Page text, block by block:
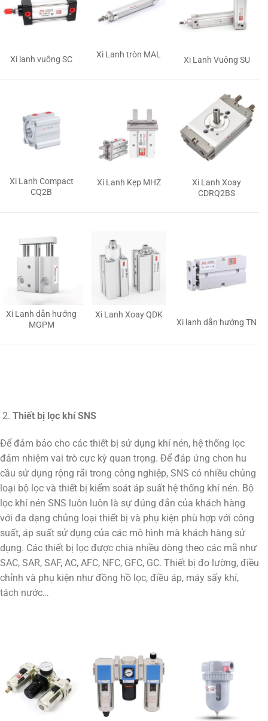
Xi lanh vuông SC Xi Lanh tròn MAL
Xi Lanh Vuông SU
Xi Lanh Compact
CQ2B
Xi Lanh Kẹp MHZ
Xi Lanh Xoay
CDRQ2BS
Xi Lanh dẫn hướng
MGPM
Xi Lanh Xoay QDK
Xi lanh dẫn hướng TN
Thiết bị lọc khí SNS
Để đảm bảo cho các thiết bị sử dụng khí nén, hệ thống lọc
đảm nhiệm vai trò cực kỳ quan trọng. Để đáp ứng chon hu
cầu sử dụng rộng rãi trong công nghiệp, SNS có nhiều chủng
loại bộ lọc và thiết bị kiểm soát áp suất hệ thống khí nén. Bộ
lọc khí nén SNS luôn luôn là sự đúng đắn của khách hàng
với đa dạng chủng loại thiết bị và phụ kiện phù hợp với công
suất, áp suất sử dụng của các mô hình mà khách hàng sử
dụng. Các thiết bị lọc được chia nhiều dòng theo các mã như
SAC, SAR, SAF, AC, AFC, NFC, GFC, GC. Thiết bị đo lường, điều
chỉnh và phụ kiện như đồng hồ lọc, điều áp, máy sấy khí,
tách nước…